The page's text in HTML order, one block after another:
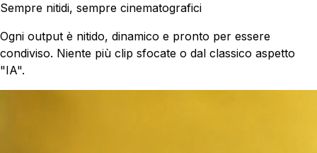
Sempre nitidi, sempre cinematografici
Ogni output è nitido, dinamico e pronto per essere
condiviso. Niente più clip sfocate o dal classico aspetto
"IA".